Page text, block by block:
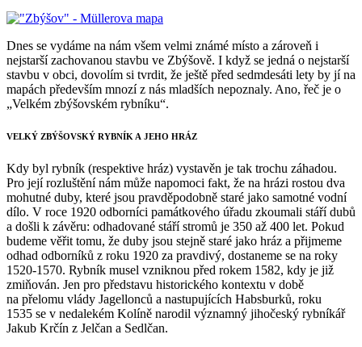
Dnes se vydáme na nám všem velmi známé místo a zároveň i
nejstarší zachovanou stavbu ve Zbýšově. I když se jedná o nejstarší
stavbu v obci, dovolím si tvrdit, že ještě před sedmdesáti lety by jí na
mapách především mnozí z nás mladších nepoznaly. Ano, řeč je o
„Velkém zbýšovském rybníku“.
VELKÝ ZBÝŠOVSKÝ RYBNÍK A JEHO HRÁZ
Kdy byl rybník (respektive hráz) vystavěn je tak trochu záhadou.
Pro její rozluštění nám může napomoci fakt, že na hrázi rostou dva
mohutné duby, které jsou pravděpodobně staré jako samotné vodní
dílo. V roce 1920 odborníci památkového úřadu zkoumali stáří dubů
a došli k závěru: odhadované stáří stromů je 350 až 400 let. Pokud
budeme věřit tomu, že duby jsou stejně staré jako hráz a přijmeme
odhad odborníků z roku 1920 za pravdivý, dostaneme se na roky
1520-1570. Rybník musel vzniknou před rokem 1582, kdy je již
zmiňován. Jen pro představu historického kontextu v době
na přelomu vlády Jagellonců a nastupujících Habsburků, roku
1535 se v nedalekém Kolíně narodil významný jihočeský rybníkář
Jakub Krčín z Jelčan a Sedlčan.